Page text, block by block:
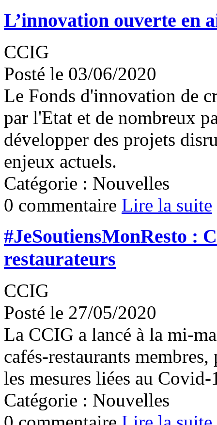
L’innovation ouverte en
CCIG
Posté le 03/06/2020
Le Fonds d'innovation de
par l'Etat et de nombreux
développer des projets
enjeux actuels.
Catégorie : Nouvelles
0 commentaire Lire la suite
#JeSoutiensMonResto :
restaurateurs
CCIG
Posté le 27/05/2020
La CCIG a lancé à la mi-
cafés-restaurants
les mesures liées au Covid-
Catégorie : Nouvelles